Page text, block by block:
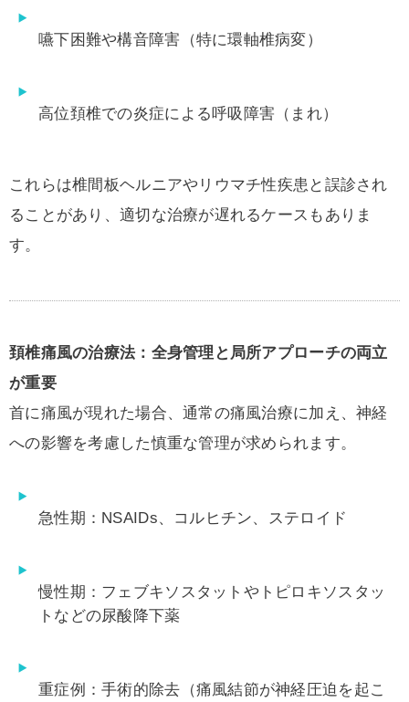
嚥下困難や構音障害（特に環軸椎病変）
高位頚椎での炎症による呼吸障害（まれ）
これらは椎間板ヘルニアやリウマチ性疾患と誤診され
ることがあり、適切な治療が遅れるケースもありま
す。
頚椎痛風の治療法：全身管理と局所アプローチの両立
が重要
首に痛風が現れた場合、通常の痛風治療に加え、神経
への影響を考慮した慎重な管理が求められます。
急性期：NSAIDs、コルヒチン、ステロイド
慢性期：フェブキソスタットやトピロキソスタッ
トなどの尿酸降下薬
重症例：手術的除去（痛風結節が神経圧迫を起こ